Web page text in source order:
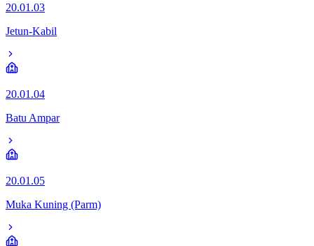
20.01.03
Jetun-Kabil
20.01.04
Batu Ampar
20.01.05
Muka Kuning (Parm)